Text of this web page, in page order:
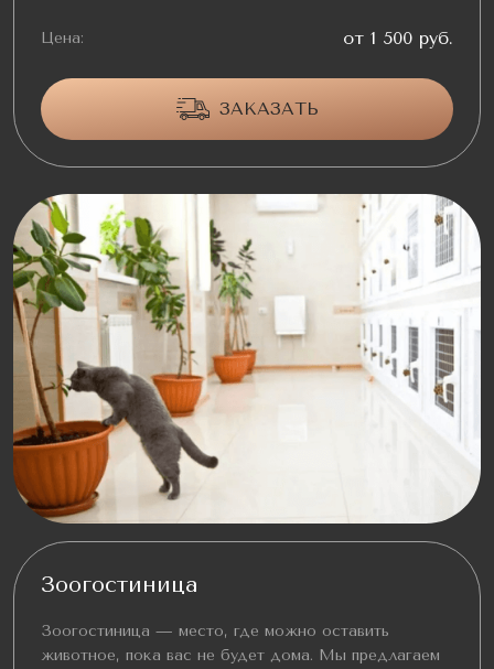
Цена: от 1 500 руб.
ЗАКАЗАТЬ
Зоогостиница
Зоогостиница — место, где можно оставить
животное, пока вас не будет дома. Мы предлагаем